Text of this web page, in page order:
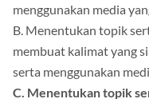
menggunakan media
B. Menentukan topik
membuat kalimat yang
serta menggunakan
C. Menentukan topik